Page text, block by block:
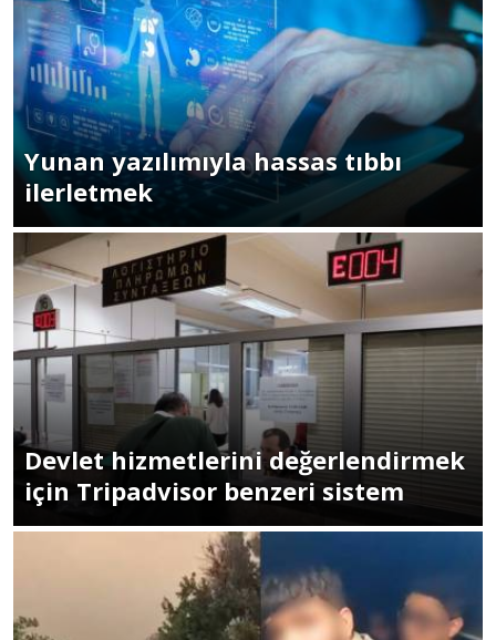
Yunan yazılımıyla hassas tıbbı
ilerletmek
Devlet hizmetlerini değerlendirmek
için Tripadvisor benzeri sistem